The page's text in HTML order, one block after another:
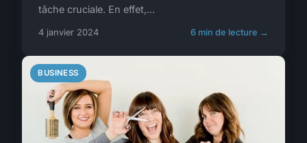
tâche cruciale. En effet,...
4 janvier 2024 6 min de lecture →
BUSINESS